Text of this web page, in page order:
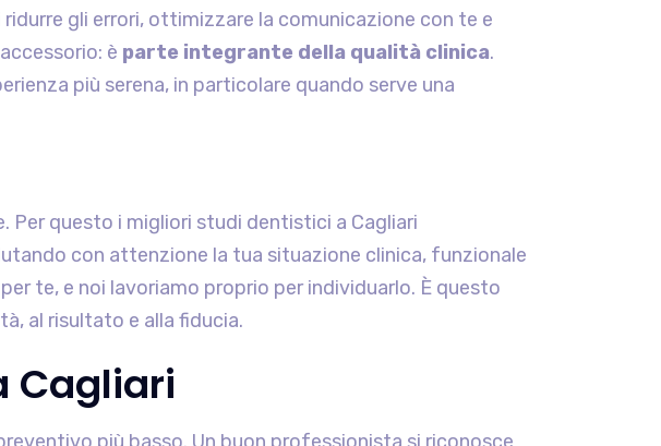
gli errori, ottimizzare la comunicazione con te e
è parte integrante della qualità clinica.
più serena, in particolare quando serve una
Per questo i migliori studi dentistici a Cagliari
con attenzione la tua situazione clinica, funzionale
te, e noi lavoriamo proprio per individuarlo. È questo
al risultato e alla fiducia.
Cagliari